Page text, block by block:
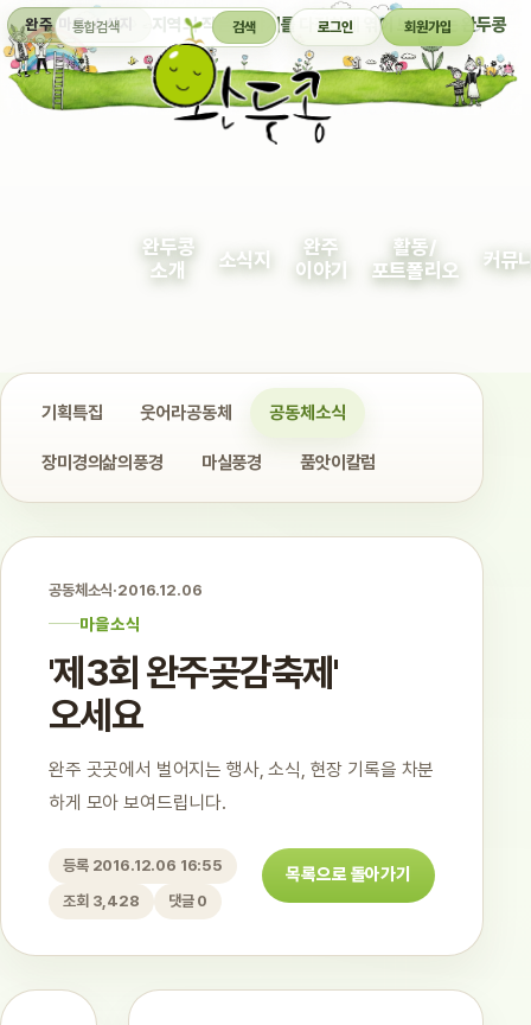
완주 마을 소식지 지역의 작은 이야기를 다정하게 엮어 보여주는 완두콩
통합검색 검색 로그인 회원가입
완두콩
소개
소식지
완주
이야기
활동/
포트폴리오
커뮤
기획특집 웃어라공동체 공동체소식
장미경의삶의풍경 마실풍경 품앗이칼럼
공동체소식·2016.12.06
마을소식
'제3회 완주곶감축제'
오세요
완주 곳곳에서 벌어지는 행사, 소식, 현장 기록을 차분
하게 모아 보여드립니다.
등록 2016.12.06 16:55
조회 3,428
댓글 0
목록으로 돌아가기